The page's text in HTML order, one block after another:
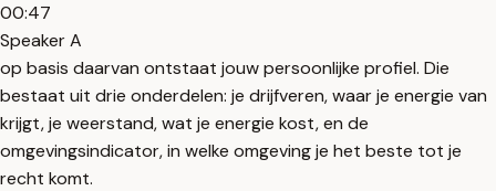
00:47
Speaker A
op basis daarvan ontstaat jouw persoonlijke profiel. Die
bestaat uit drie onderdelen: je drijfveren, waar je energie van
krijgt, je weerstand, wat je energie kost, en de
omgevingsindicator, in welke omgeving je het beste tot je
recht komt.